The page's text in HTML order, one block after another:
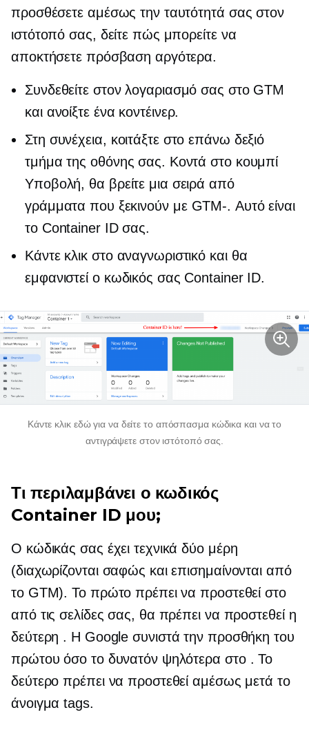
προσθέσετε αμέσως την ταυτότητά σας στον
ιστότοπό σας, δείτε πώς μπορείτε να
αποκτήσετε πρόσβαση αργότερα.
Συνδεθείτε στον λογαριασμό σας στο GTM
και ανοίξτε ένα κοντέινερ.
Στη συνέχεια, κοιτάξτε στο επάνω δεξιό
τμήμα της οθόνης σας. Κοντά στο κουμπί
Υποβολή, θα βρείτε μια σειρά από
γράμματα που ξεκινούν με GTM-. Αυτό είναι
το Container ID σας.
Κάντε κλικ στο αναγνωριστικό και θα
εμφανιστεί ο κωδικός σας Container ID.
Κάντε κλικ εδώ για να δείτε το απόσπασμα κώδικα και να το
αντιγράψετε στον ιστότοπό σας.
Τι περιλαμβάνει ο κωδικός
Container ID μου;
Ο κώδικάς σας έχει τεχνικά δύο μέρη
(διαχωρίζονται σαφώς και επισημαίνονται από
το GTM). Το πρώτο πρέπει να προστεθεί στο
από τις σελίδες σας, θα πρέπει να προστεθεί η
δεύτερη . Η Google συνιστά την προσθήκη του
πρώτου όσο το δυνατόν ψηλότερα στο . Το
δεύτερο πρέπει να προστεθεί αμέσως μετά το
άνοιγμαtags.